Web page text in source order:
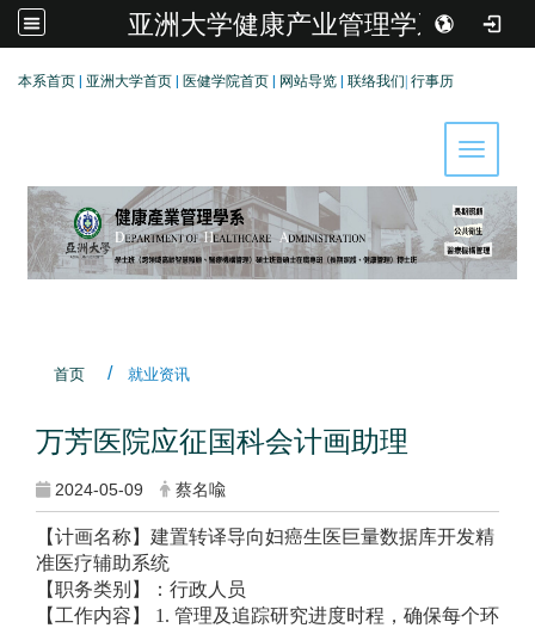
亚洲大学健康产业管理学系
本系首页 亚洲大学首页 医健学院首页 网站导览 联络我们 行事历
Toggle
首页 就业资讯
万芳医院应征国科会计画助理
2024-05-09 蔡名喩
【计画名称】建置转译导向妇癌生医巨量数据库开发精
准医疗辅助系统
【职务类别】：行政人员
【工作内容】 1. 管理及追踪研究进度时程，确保每个环